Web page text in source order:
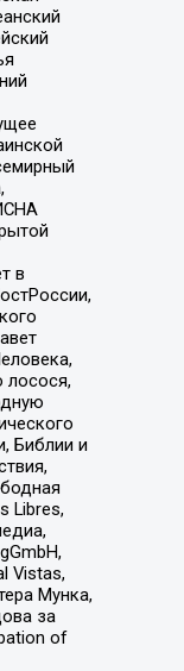
в
лосося,
Библии и
Libres,
Vistas,
Мунка,
за
of